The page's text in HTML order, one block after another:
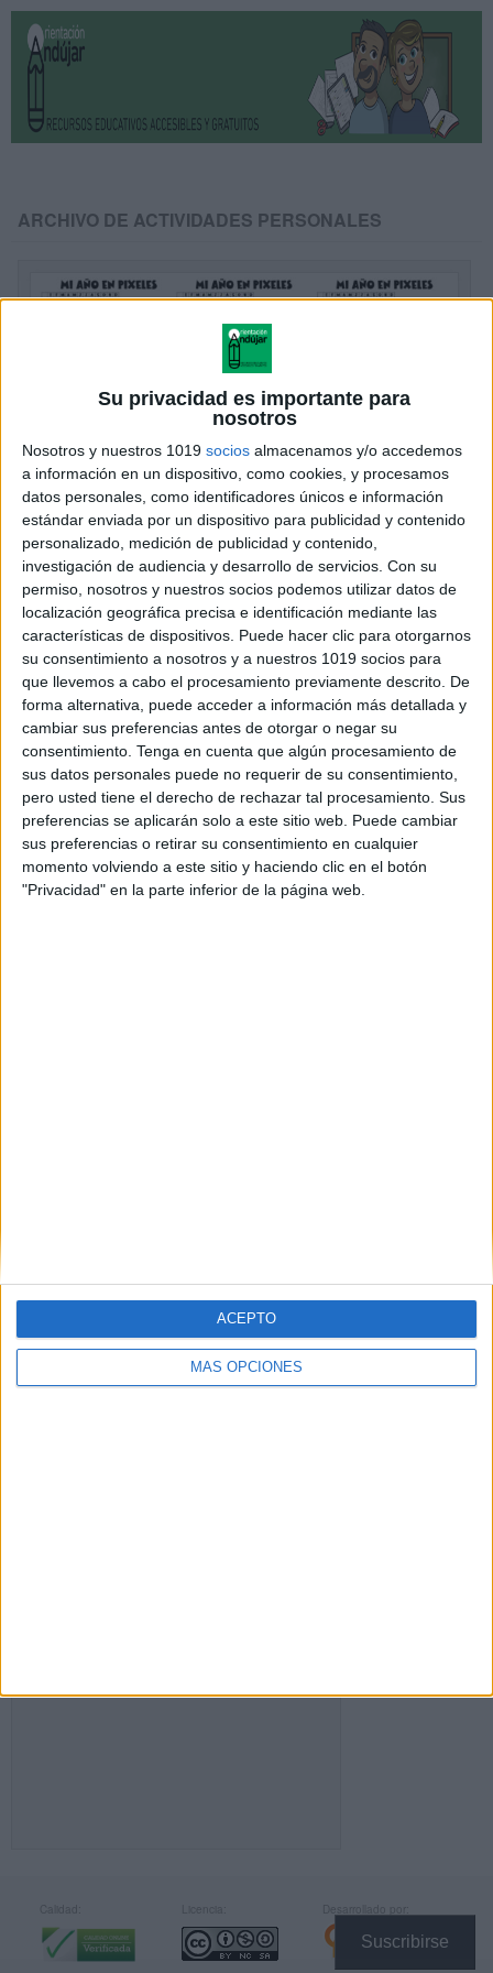
Su privacidad es importante para
nosotros
Nosotros y nuestros 1019 socios almacenamos y/o accedemos
a información en un dispositivo, como cookies, y procesamos
datos personales, como identificadores únicos e información
estándar enviada por un dispositivo para publicidad y contenido
personalizado, medición de publicidad y contenido,
investigación de audiencia y desarrollo de servicios. Con su
permiso, nosotros y nuestros socios podemos utilizar datos de
localización geográfica precisa e identificación mediante las
características de dispositivos. Puede hacer clic para otorgarnos
su consentimiento a nosotros y a nuestros 1019 socios para
que llevemos a cabo el procesamiento previamente descrito. De
forma alternativa, puede acceder a información más detallada y
cambiar sus preferencias antes de otorgar o negar su
consentimiento. Tenga en cuenta que algún procesamiento de
sus datos personales puede no requerir de su consentimiento,
pero usted tiene el derecho de rechazar tal procesamiento. Sus
preferencias se aplicarán solo a este sitio web. Puede cambiar
sus preferencias o retirar su consentimiento en cualquier
momento volviendo a este sitio y haciendo clic en el botón
"Privacidad" en la parte inferior de la página web.
MÁS OPCIONES
ACEPTO
Suscribirse
ARCHIVO DE ACTIVIDADES PERSONALES
MI AÑO EN PIXELES VARIOS MODELOS
BYN Y COLOR
Publicado el 3 enero, 2025
¿Alguna vez quisiste registrar tu estado de ánimo a lo
largo del año de una manera creativa y visual? Con Mi
Año en Pixeles, puedes hacerlo fácilmente mientras
añades un […]
SEGUIR LEYENDO
Buscar
SIGUE NUESTROS TABLEROS EN